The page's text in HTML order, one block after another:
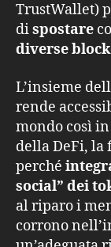
TrustWallet)
dispostare
diverse
L’insieme
rende
mondo così
della DeFi, la
perché
social” dei
al riparo i
corrono